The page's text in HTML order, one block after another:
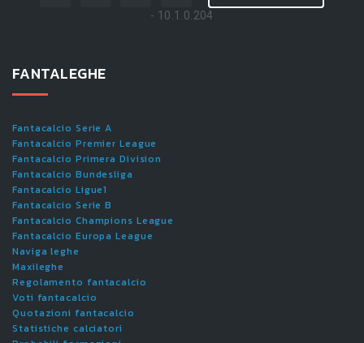
- 10.1.0.204
FANTALEGHE
Fantacalcio Serie A
Fantacalcio Premier League
Fantacalcio Primera Division
Fantacalcio Bundesliga
Fantacalcio Ligue1
Fantacalcio Serie B
Fantacalcio Champions League
Fantacalcio Europa League
Naviga leghe
Maxileghe
Regolamento fantacalcio
Voti fantacalcio
Quotazioni fantacalcio
Statistiche calciatori